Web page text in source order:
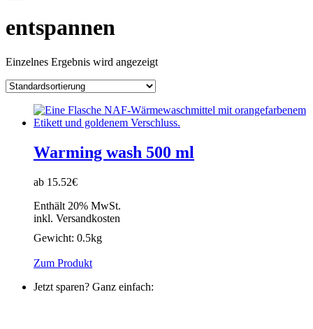
entspannen
Einzelnes Ergebnis wird angezeigt
Warming wash 500 ml
ab 15.52€
Enthält 20% MwSt.
inkl. Versandkosten
Gewicht: 0.5kg
Zum Produkt
Jetzt sparen? Ganz einfach: